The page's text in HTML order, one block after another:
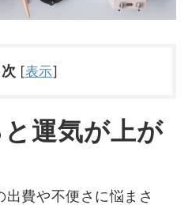
[表示]
運気が上が
費や不便さに悩まさ